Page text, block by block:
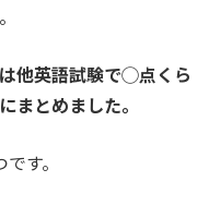
他英語試験で◯点くら
まとめました。
す。